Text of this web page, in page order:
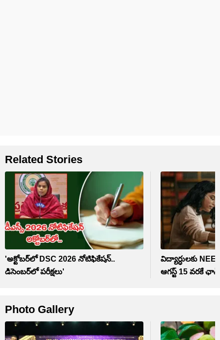
Related Stories
'అక్టోబర్‌లో DSC 2026 నోటిఫికేషన్..
డిసెంబర్‌లో పరీక్షలు'
విద్యార్ధులకు
ఆగస్ట్ 15 వరకే
Photo Gallery